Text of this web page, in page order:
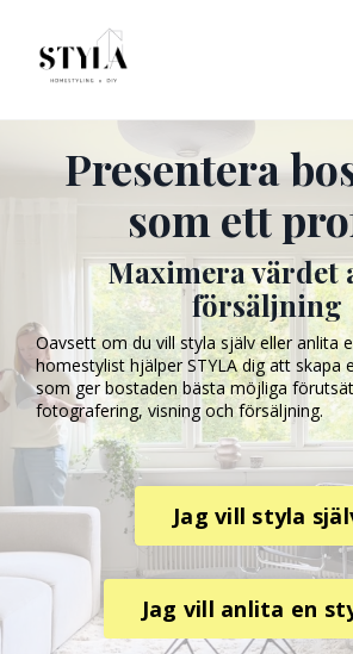
Presentera
som ett
Maximera värdet
försäljning
Oavsett om du vill styla själv eller anlita
homestylist hjälper STYLA dig att skapa
som ger bostaden bästa möjliga
fotografering, visning och försäljning.
Jag vill styla
Jag vill anlita en